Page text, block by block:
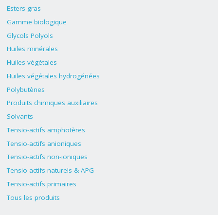
Esters gras
Gamme biologique
Glycols Polyols
Huiles minérales
Huiles végétales
Huiles végétales hydrogénées
Polybutènes
Produits chimiques auxiliaires
Solvants
Tensio-actifs amphotères
Tensio-actifs anioniques
Tensio-actifs non-ioniques
Tensio-actifs naturels & APG
Tensio-actifs primaires
Tous les produits